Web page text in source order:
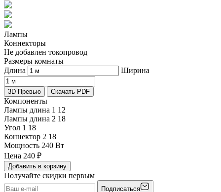
Лампы
Коннекторы
Не добавлен токопровод
Размеры комнаты
Длина
Ширина
3D Превью Скачать PDF
Компоненты
Лампы длина 1 12
Лампы длина 2 18
Угол 1 18
Коннектор 2 18
Мощность 240 Вт
Цена 240 ₽
Добавить в корзину
Получайте скидки первым
Подписаться